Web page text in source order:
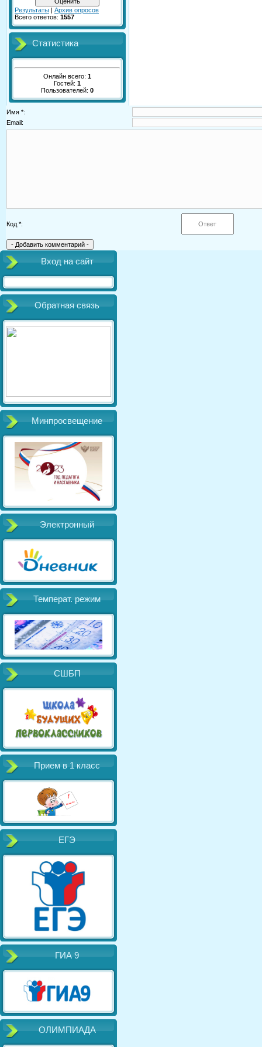
Результаты | Архив опросов
Всего ответов: 1557
Статистика
Онлайн всего: 1
Гостей: 1
Пользователей: 0
Имя *:
Email:
Код *:
Вход на сайт
Обратная связь
Минпросвещение
Электронный
Температ. режим
СШБП
Прием в 1 класс
ЕГЭ
ГИА 9
ОЛИМПИАДА